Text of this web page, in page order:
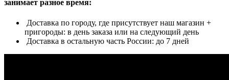
занимает разное время:
Доставка по городу, где присутствует наш магазин +
пригороды: в день заказа или на следующий день
Доставка в остальную часть России: до 7 дней